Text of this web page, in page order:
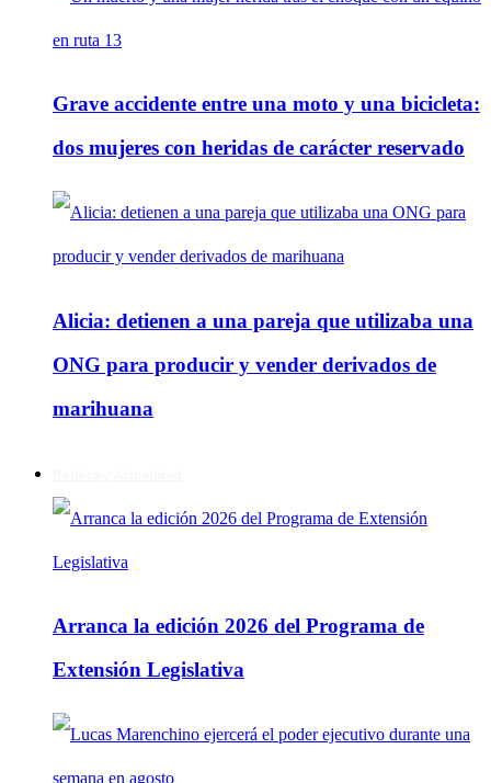
Grave accidente entre una moto y una bicicleta:
dos mujeres con heridas de carácter reservado
Alicia: detienen a una pareja que utilizaba una
ONG para producir y vender derivados de
marihuana
Arranca la edición 2026 del Programa de
Extensión Legislativa